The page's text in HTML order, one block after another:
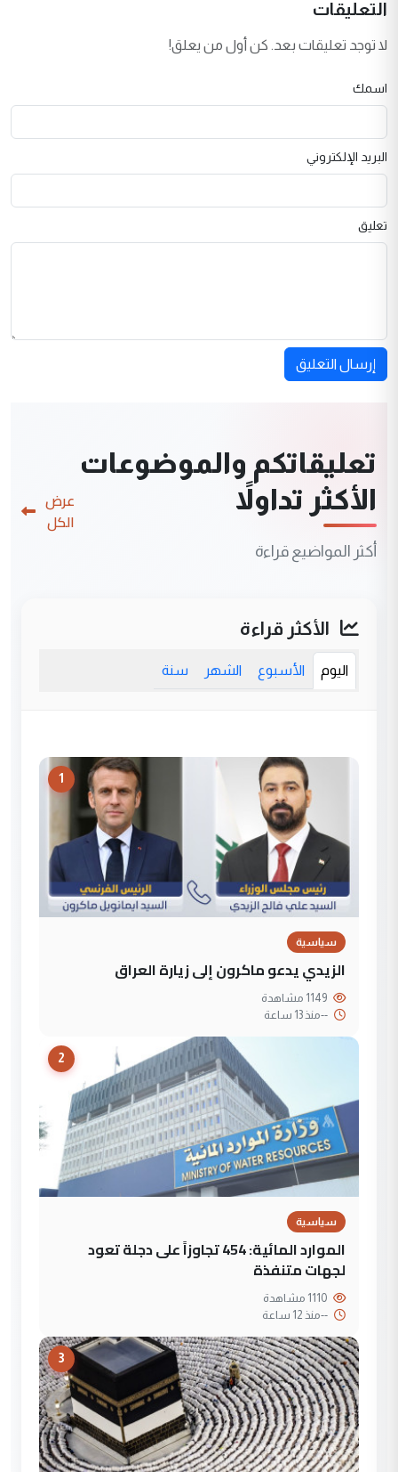
التعليقات
لا توجد تعليقات بعد. كن أول من يعلق!
اسمك
البريد الإلكتروني
تعليق
إرسال التعليق
تعليقاتكم والموضوعات
الأكثر تداولاً
أكثر المواضيع قراءة
عرض
الكل
الأكثر قراءة
اليوم الأسبوع الشهر سنة
1
سياسية
الزيدي يدعو ماكرون إلى زيارة العراق
--منذ 13 ساعة
2
سياسية
الموارد المائية: 454 تجاوزاً على دجلة تعود
لجهات متنفذة
--منذ 12 ساعة
3